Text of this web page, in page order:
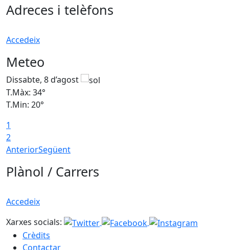
Adreces i telèfons
Accedeix
Meteo
Dissabte, 8 d’agost
T.Màx: 34°
T.Min: 20°
1
2
AnteriorSegüent
Plànol / Carrers
Accedeix
Xarxes socials:
Crèdits
Contactar